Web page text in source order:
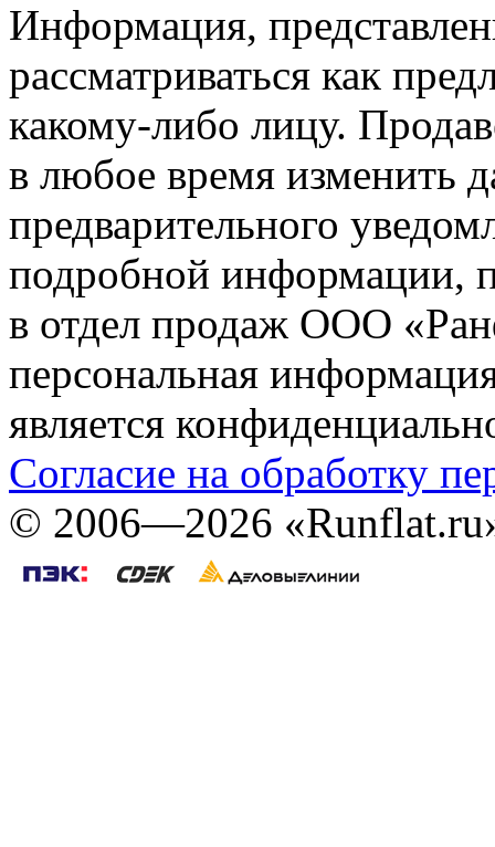
Информация,
рассматриваться как
какому-либо лицу.
в любое время изменить
предварительного
подробной информации,
в отдел продаж ООО
персональная
является
Согласие на обработку
© 2006—2026